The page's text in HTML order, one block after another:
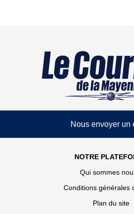
Nous envoyer un
NOTRE
Qui sommes
Conditions générales
Plan du site